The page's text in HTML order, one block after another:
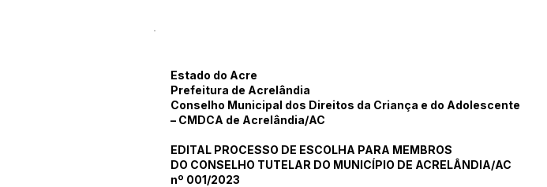
Estado do Acre
Prefeitura de Acrelândia
Conselho Municipal dos Direitos da Criança e do Adolescente
– CMDCA de Acrelândia/AC
EDITAL PROCESSO DE ESCOLHA PARA MEMBROS
DO CONSELHO TUTELAR DO MUNICÍPIO DE ACRELÂNDIA/AC
nº 001/2023